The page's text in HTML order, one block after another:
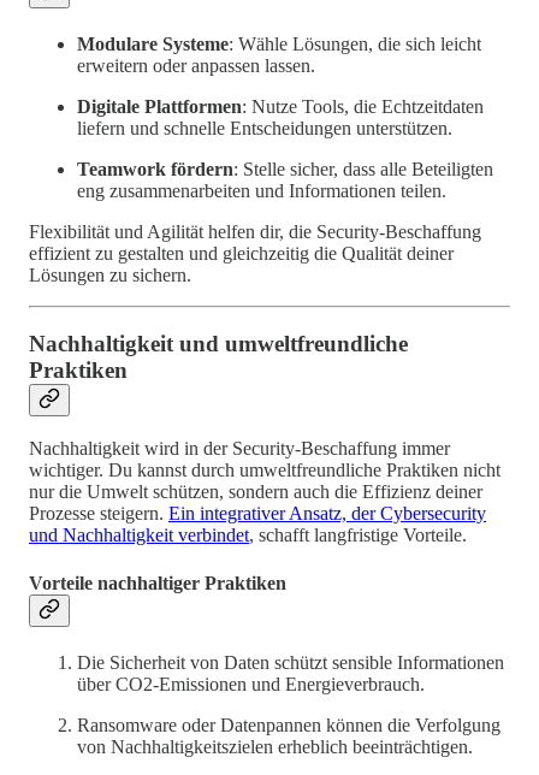
Modulare Systeme: Wähle Lösungen, die sich leicht
erweitern oder anpassen lassen.
Digitale Plattformen: Nutze Tools, die Echtzeitdaten
liefern und schnelle Entscheidungen unterstützen.
Teamwork fördern: Stelle sicher, dass alle Beteiligten
eng zusammenarbeiten und Informationen teilen.
Flexibilität und Agilität helfen dir, die Security-Beschaffung
effizient zu gestalten und gleichzeitig die Qualität deiner
Lösungen zu sichern.
Nachhaltigkeit und umweltfreundliche
Praktiken
Nachhaltigkeit wird in der Security-Beschaffung immer
wichtiger. Du kannst durch umweltfreundliche Praktiken nicht
nur die Umwelt schützen, sondern auch die Effizienz deiner
Prozesse steigern. Ein integrativer Ansatz, der Cybersecurity
und Nachhaltigkeit verbindet, schafft langfristige Vorteile.
Vorteile nachhaltiger Praktiken
Die Sicherheit von Daten schützt sensible Informationen
über CO2-Emissionen und Energieverbrauch.
Ransomware oder Datenpannen können die Verfolgung
von Nachhaltigkeitszielen erheblich beeinträchtigen.